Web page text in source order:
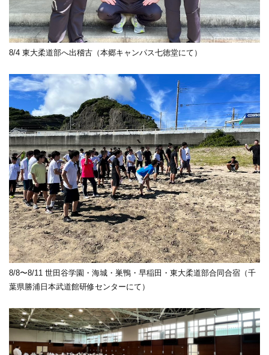
8/4 東大柔道部へ出稽古（本郷キャンパス七徳堂にて）
8/8〜8/11 世田谷学園・海城・巣鴨・早稲田・東大柔道部合同合宿（千
葉県勝浦日本武道館研修センターにて）